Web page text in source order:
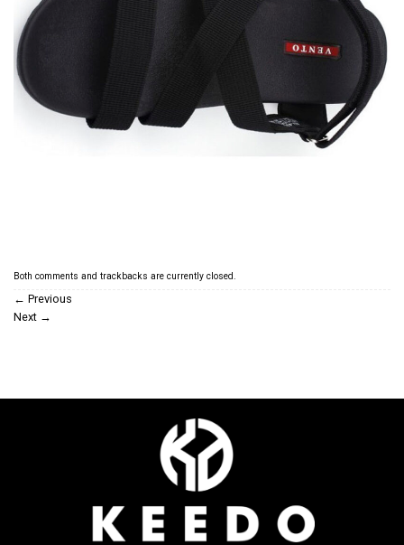
Both comments and trackbacks are currently closed.
← Previous
Next →